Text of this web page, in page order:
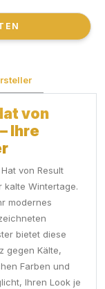
von
Ihre
von Result
kalte Wintertage.
modernes
bietet diese
gegen Kälte,
Farben und
Ihren Look je